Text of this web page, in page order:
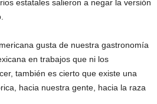
estatales salieron a negar la versión
gusta de nuestra gastronomía
en trabajos que ni los
también es cierto que existe una
hacia nuestra gente, hacia la raza